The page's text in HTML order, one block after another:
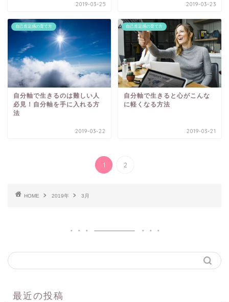
2019-03-25 2019-03-23
自己肯定感の育て方
自分軸で生きるのは難しい人
必見！自分軸を手に入れる方
法
2019-03-22
自己肯定感の育て方
自分軸で生きると心がこんな
に軽くなる方法
2019-03-21
1 2
HOME 2019年 3月
最近の投稿